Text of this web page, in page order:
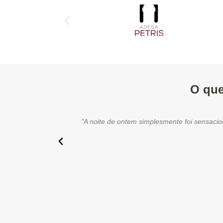
O
"A noite de ontem simplesmente foi